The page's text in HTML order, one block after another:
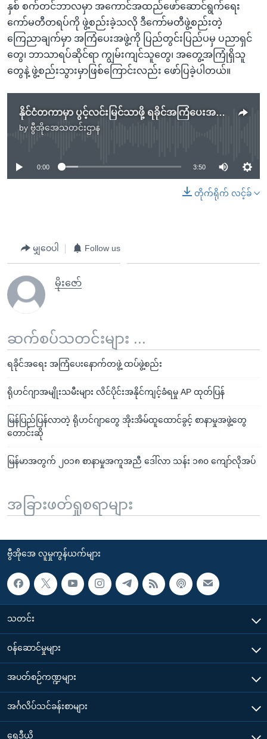
နှစ် စက်တင်ဘာလမှာ အကောင်အထည်ဖော်ဆောင်ရွက်ရေး
ကော်မတီတရပ်ကို ဖွဲ့စည်းခဲ့သလို ဒီကော်မတီဖွဲ့စည်းတဲ့
ကြေညာချက်မှာ အကြံပေးအဖွဲ့ကို ပြည်တွင်းပြည်ပမှ ပညာရှင်
တွေ၊ ဘာသာရပ်ဆိုင်ရာ ကျွမ်းကျင်သူတွေ၊ အတွေ့အကြုံရှိသူ
တွေနဲ့ ဖွဲ့စည်းသွားမှာဖြစ်ကြောင်းလည်း ဖော်ပြခဲ့ပါတယ်။
နိုင်ငံတကာမှာ ပွင့်လင်းမြင်သာဖို့ ရခိုင်အကြံပေးအဖွဲ့ ဖွဲ့
by ဗွီအိုအေသတင်းဌာန
No media source currently available
0:00 3:50
တိုက်ရိုက် လင့်ခ်
မျှဝေပါ Follow us
မိုးဇော်
ဆက်စပ်သတင်းများ ...
ရခိုင်အရေး အကြံပေးနောက်တဖွဲ့ ထပ်ဖွဲ့စည်း
ရိုဟင်ဂျာအမျိုးသမီးများ လိင်ပိုင်းအနိုင်ကျင့်ခံရမှု AP ထုတ်ပြန်
မြန်ပြည်ပြန်လာတဲ့ ရိုဟင်ဂျာတွေ အိုးအိမ်ထူထောင်ခွင့် စာနာမှုအဖွဲ့တွေ
တောင်းဆို
မြန်မာအတွက် ၂ဝ၁၈ စာနာမှုအကူအညီ ဒေါ်လာ သန်း ၁၈၀ ကျော်လိုအပ်
အခြားဖတ်ရှုစရာများ
ဗွီအိုအေ လူမှုကွန်ယက်များ
သတင်း
၀န်ဆောင်မှုများ
အပတ်စဉ်ကဏ္ဍများ
အင်္ဂလိပ်သင်ခန်းစာများ
ရေဒီယို